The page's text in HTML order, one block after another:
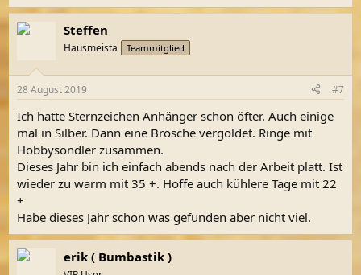
Steffen
Hausmeista Teammitglied
28 August 2019 #7
Ich hatte Sternzeichen Anhänger schon öfter. Auch einige
mal in Silber. Dann eine Brosche vergoldet. Ringe mit
Hobbysondler zusammen.
Dieses Jahr bin ich einfach abends nach der Arbeit platt. Ist
wieder zu warm mit 35 +. Hoffe auch kühlere Tage mit 22
+
Habe dieses Jahr schon was gefunden aber nicht viel.
erik ( Bumbastik )